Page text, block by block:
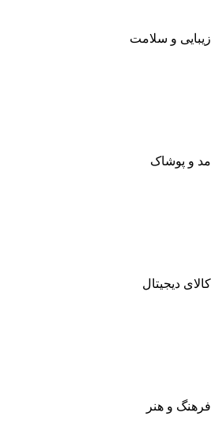
زیبایی و سلامت
مد و پوشاک
کالای دیجیتال
فرهنگ و هنر